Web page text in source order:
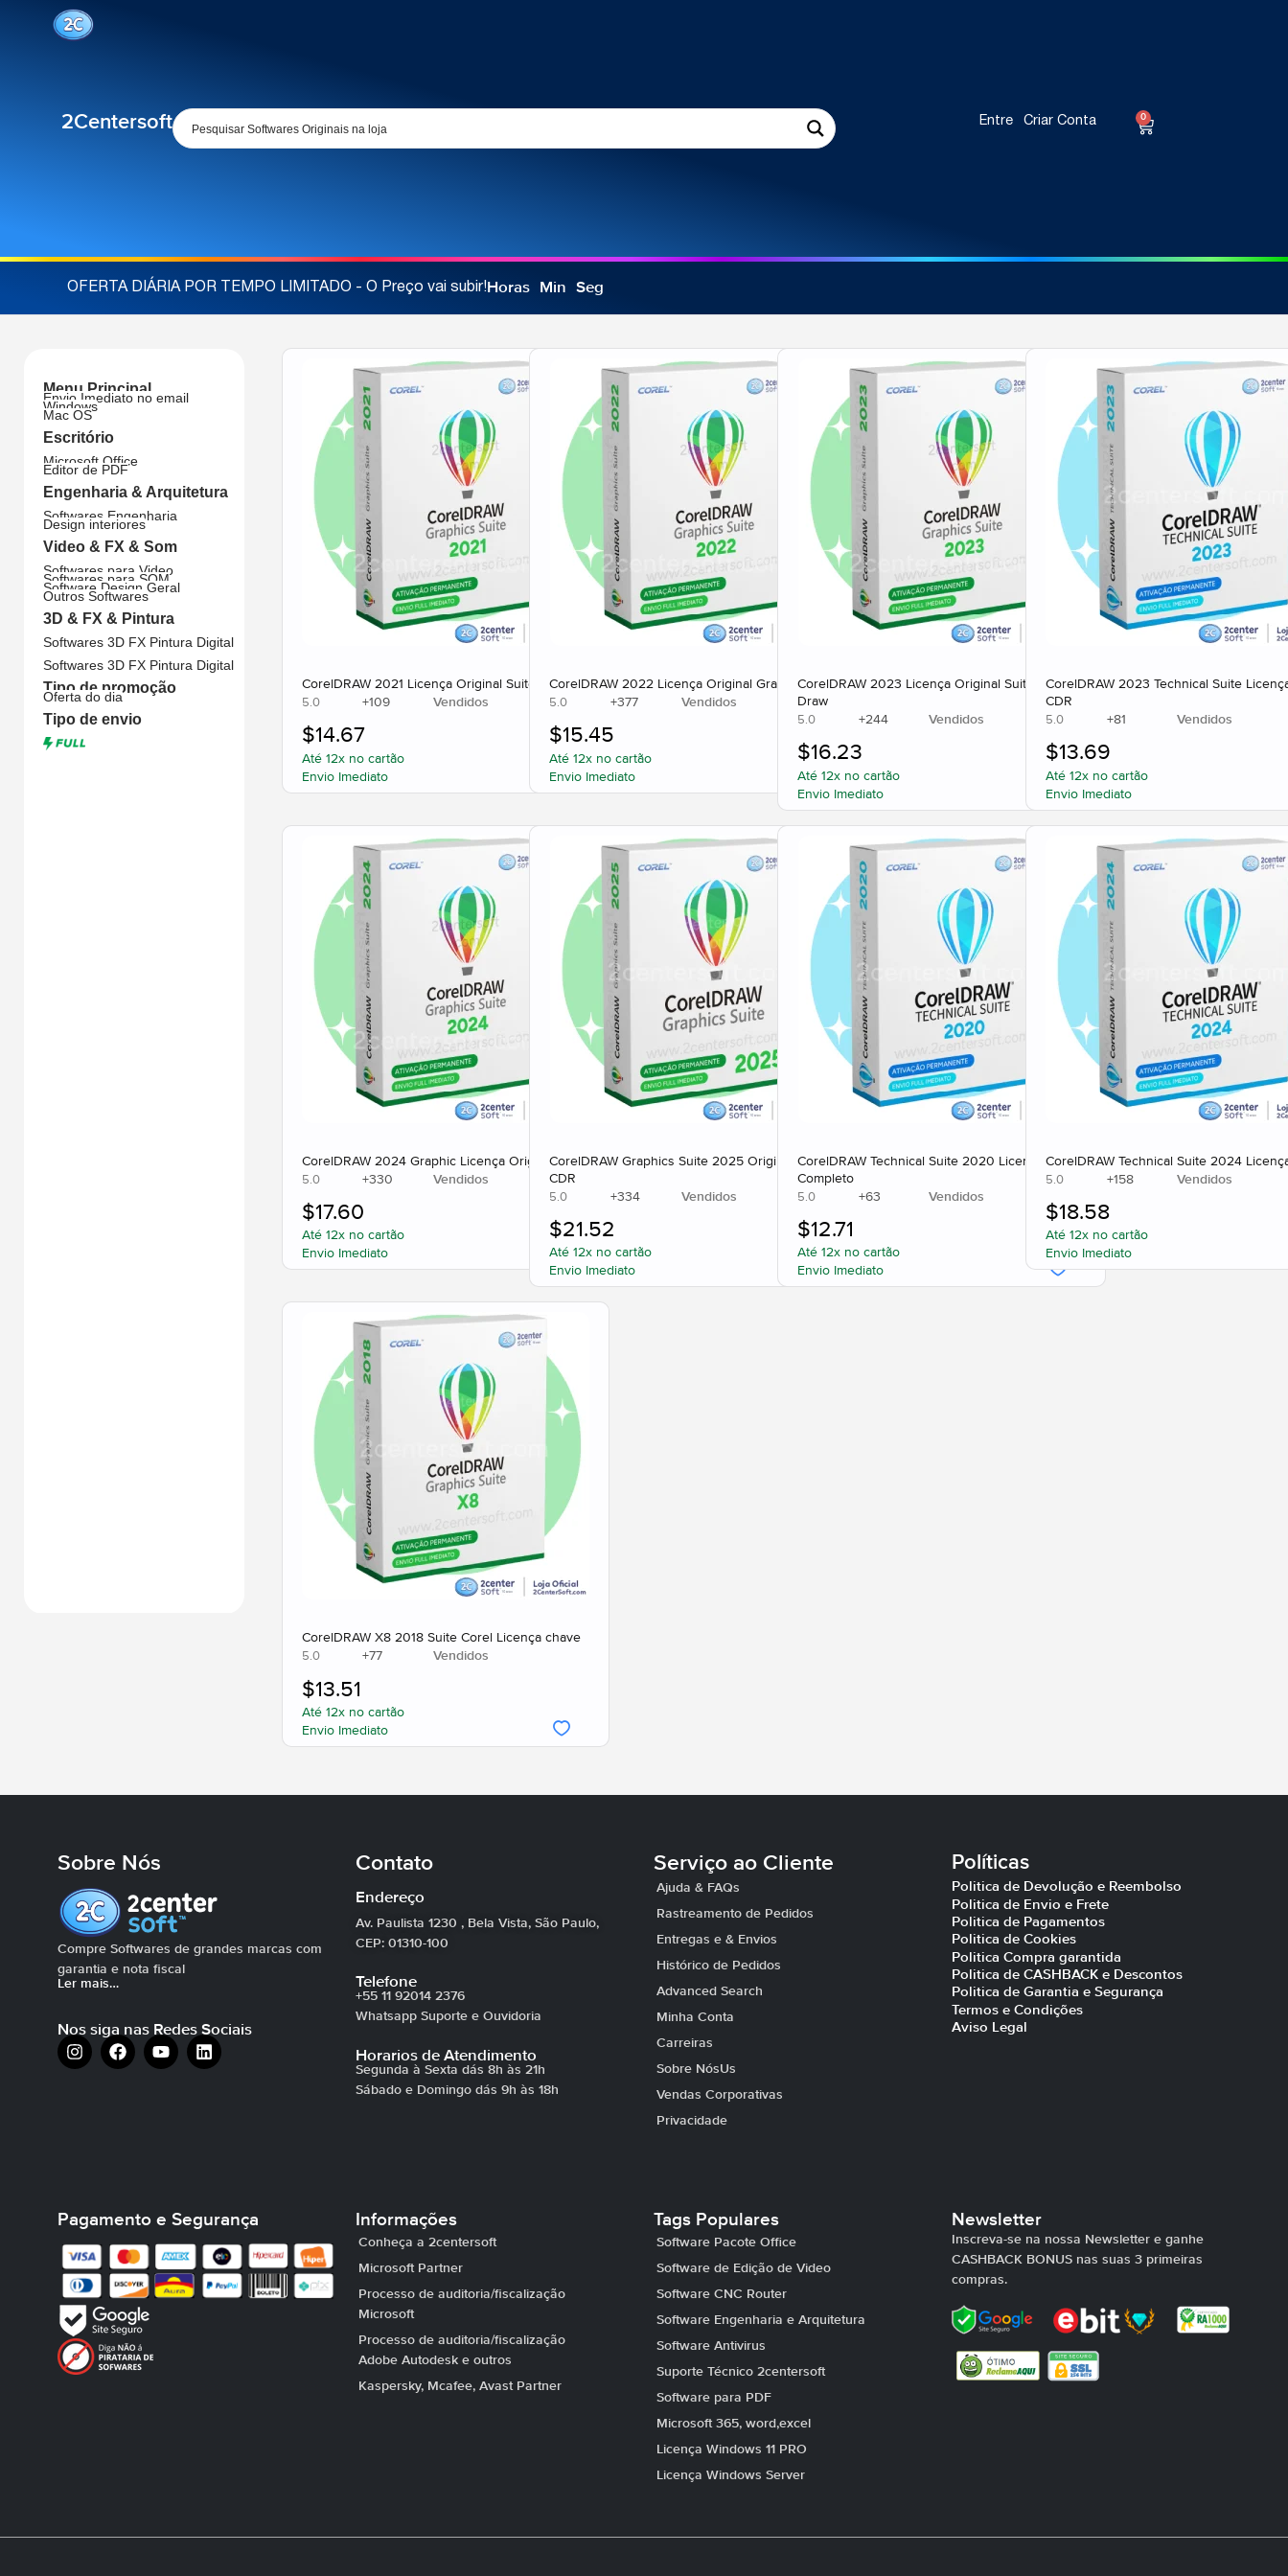
2Centersoft Entre Criar Conta 0
OFERTA DIÁRIA POR TEMPO LIMITADO - O Preço vai subir! Horas Min Seg
Menu Principal
Envio Imediato no email
Windows
Mac OS
Escritório
Microsoft Office
Editor de PDF
Engenharia & Arquitetura
Softwares Engenharia
Design interiores
Video & FX & Som
Softwares para Video
Softwares para SOM
Software Design Geral
Outros Softwares
3D & FX & Pintura
Softwares 3D FX Pintura Digital
Softwares 3D FX Pintura Digital
Tipo de promoção
Oferta do dia
Tipo de envio
CorelDRAW 2021 Licença Original Suite CDR
5.0 +109 Vendidos
Até 12x no cartão
Envio Imediato
$14.67
CorelDRAW 2022 Licença Original Graphics Suite
5.0 +377 Vendidos
Até 12x no cartão
Envio Imediato
$15.45
CorelDRAW 2023 Licença Original Suite Corel
Draw
5.0 +244 Vendidos
Até 12x no cartão
Envio Imediato
$16.23
CorelDRAW 2023 Technical Suite
CDR
5.0 +81 Vendidos
Até 12x no cartão
Envio Imediato
$13.69
CorelDRAW 2024 Graphic Licença Original
5.0 +330 Vendidos
Até 12x no cartão
Envio Imediato
$17.60
CorelDRAW Graphics Suite 2025 Original Corel
CDR
5.0 +334 Vendidos
Até 12x no cartão
Envio Imediato
$21.52
CorelDRAW Technical Suite 2020 Licença
Completo
5.0 +63 Vendidos
Até 12x no cartão
Envio Imediato
$12.71
CorelDRAW Technical Suite 2024
5.0 +158 Vendidos
Até 12x no cartão
Envio Imediato
$18.58
CorelDRAW X8 2018 Suite Corel Licença chave
5.0 +77 Vendidos
Até 12x no cartão
Envio Imediato
$13.51
Sobre Nós
Compre Softwares de grandes marcas com
garantia e nota fiscal
Ler mais…
Nos siga nas Redes Sociais
Contato
Endereço
Av. Paulista 1230 , Bela Vista, São Paulo,
CEP: 01310-100
Telefone
+55 11 92014 2376
Whatsapp Suporte e Ouvidoria
Horarios de Atendimento
Segunda à Sexta dás 8h às 21h
Sábado e Domingo dás 9h às 18h
Serviço ao Cliente
Ajuda & FAQs
Rastreamento de Pedidos
Entregas e & Envios
Histórico de Pedidos
Advanced Search
Minha Conta
Carreiras
Sobre NósUs
Vendas Corporativas
Privacidade
Políticas
Politica de Devolução e Reembolso
Politica de Envio e Frete
Politica de Pagamentos
Politica de Cookies
Politica Compra garantida
Politica de CASHBACK e Descontos
Politica de Garantia e Segurança
Termos e Condições
Aviso Legal
Pagamento e Segurança Informações
Conheça a 2centersoft
Microsoft Partner
Processo de auditoria/fiscalização
Microsoft
Processo de auditoria/fiscalização
Adobe Autodesk e outros
Kaspersky, Mcafee, Avast Partner
Tags Populares
Software Pacote Office
Software de Edição de Video
Software CNC Router
Software Engenharia e Arquitetura
Software Antivirus
Suporte Técnico 2centersoft
Software para PDF
Microsoft 365, word,excel
Licença Windows 11 PRO
Licença Windows Server
Newsletter
Inscreva-se na nossa Newsletter e ganhe
CASHBACK BONUS nas suas 3 primeiras
compras.